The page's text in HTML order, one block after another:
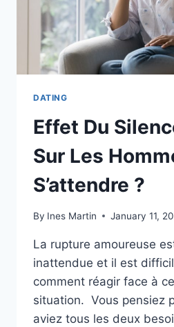
EN
ÊTES
DATING
Effet Du
Sur Les
S’attendre ?
By Ines Martin January 11,
La rupture amoureuse
inattendue et il est
comment réagir face à
situation. Vous pensiez
aviez tous les deux